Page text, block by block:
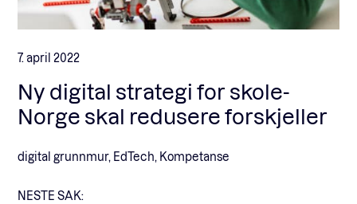
7. april 2022
Ny digital strategi for skole-
Norge skal redusere forskjeller
digital grunnmur, EdTech, Kompetanse
NESTE SAK: